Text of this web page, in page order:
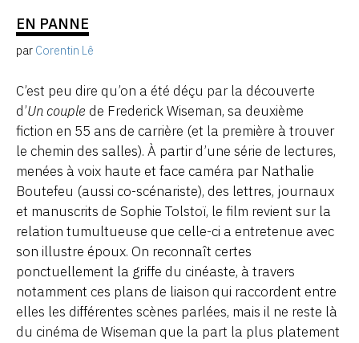
EN PANNE
par Corentin Lê
C’est peu dire qu’on a été déçu par la découverte
d’Un couple de Frederick Wiseman, sa deuxième
fiction en 55 ans de carrière (et la première à trouver
le chemin des salles). À partir d’une série de lectures,
menées à voix haute et face caméra par Nathalie
Boutefeu (aussi co-scénariste), des lettres, journaux
et manuscrits de Sophie Tolstoï, le film revient sur la
relation tumultueuse que celle-ci a entretenue avec
son illustre époux. On reconnaît certes
ponctuellement la griffe du cinéaste, à travers
notamment ces plans de liaison qui raccordent entre
elles les différentes scènes parlées, mais il ne reste là
du cinéma de Wiseman que la part la plus platement